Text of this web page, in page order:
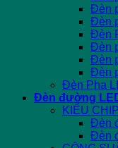
Đèn
Đèn
Đèn
Đèn
Đèn
Đèn
Đèn Pha
Đèn đường
KIỂU
Đèn
Đèn